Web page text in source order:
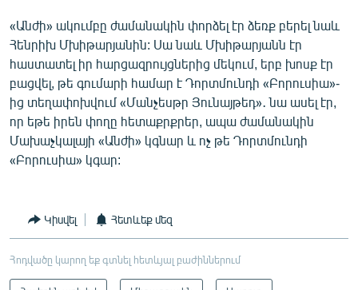
«Անժի» ակումբը ժամանակին փորձել էր ձեռք բերել նաև
Հենրիխ Մխիթարյանին: Սա նաև Մխիթարյանն էր
հաստատել իր հարցազրույցներից մեկում, երբ խոսք էր
բացվել, թե գումարի համար է Դորտմունդի «Բորուսիա»-
ից տեղափոխվում «Մանչեսթր Յունայթեդ»․ նա ասել էր,
որ եթե իրեն փողը հետաքրքրեր, ապա ժամանակին
Մախաչկալայի «Անժի» կգնար և ոչ թե Դորտմունդի
«Բորուսիա» կգար:
Կիսվել Հետևեք մեզ
Հոդվածը կարող եք գտնել հետևյալ բաժիններում